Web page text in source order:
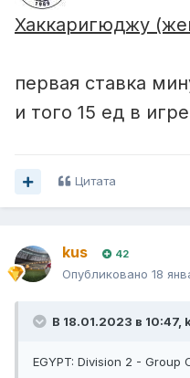
Хаккаригюджу
первая ставка
и того 15 ед в
Цитата
kus 42
Опубликовано 18
В 18.01.2023 в 10:47,
EGYPT: Division 2 - Group